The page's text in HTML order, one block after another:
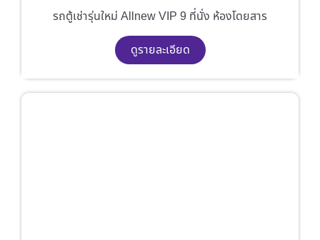
รถตู้เช่ารุ่นใหม่ Allnew VIP 9 ที่นั่ง ห้องโดยสาร
ดูรายละเอียด